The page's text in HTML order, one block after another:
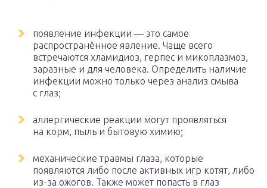
появление инфекции — это самое
распространённое явление. Чаще всего
встречаются хламидиоз, герпес и микоплазмоз,
заразные и для человека. Определить наличие
инфекции можно только через анализ смыва
с глаз;
аллергические реакции могут проявляться
на корм, пыль и бытовую химию;
механические травмы глаза, которые
появляются либо после активных игр котят, либо
из-за ожогов. Также может попасть в глаз